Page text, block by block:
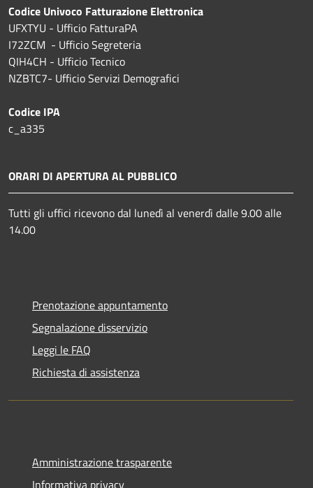
Codice Univoco Fatturazione Elettronica
UFXTYU - Ufficio FatturaPA
I72ZCM - Ufficio Segreteria
QIH4CH - Ufficio Tecnico
NZBTC7- Ufficio Servizi Demografici
Codice IPA
c_a335
ORARI DI APERTURA AL PUBBLICO
Tutti gli uffici ricevono dal lunedì al venerdì dalle 9.00 alle
14.00
Prenotazione appuntamento
Segnalazione disservizio
Leggi le FAQ
Richiesta di assistenza
Amministrazione trasparente
Informativa privacy